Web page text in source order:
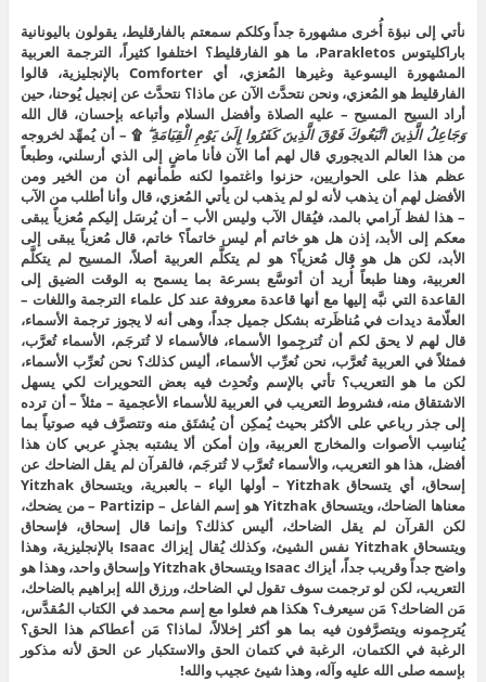
نأتي إلى نبؤة أُخرى مشهورة جداً وكلكم سمعتم بالفارقليط، يقولون باليونانية
باراكليتوس Parakletos، ما هو الفارقليط؟ اختلفوا كثيراً، الترجمة العربية
المشهورة اليسوعية وغيرها المُعزي، أي Comforter بالإنجليزية، قالوا
الفارقليط هو المُعزي، ونحن نتحدَّث الآن عن ماذا؟ نتحدَّث عن إنجيل يُوحنا، حين
أراد السيح المسيح – عليه الصلاة وأفضل السلام وأتباعه بإحسان، قال الله
وَجَاعِلُ الَّذِينَ اتَّبَعُوكَ فَوْقَ الَّذِينَ كَفَرُوا إِلَىٰ يَوْمِ الْقِيَامَةِ ۖ ۩ – أن يُمهِّد لخروجه
من هذا العالم الديجوري قال لهم أما الآن فأنا ماضٍ إلى الذي أرسلني، وطبعاً
عظم هذا على الحواريين، حزنوا واغتموا لكنه طمأنهم أن من الخير ومن
الأفضل لهم أن يذهب لأنه لو لم يذهب لن يأتي المُعزي، قال وأنا أطلب من الآب
– هذا لفظ آرامي بالمد، فيُقال الآب وليس الأب – أن يُرسَل إليكم مُعزياً يبقى
معكم إلى الأبد، إذن هل هو خاتم أم ليس خاتماً؟ خاتم، قال مُعزياً يبقى إلى
الأبد، لكن هل هو قال مُعزياً؟ هو لم يتكلَّم العربية أصلاً، المسيح لم يتكلَّم
العربية، وهنا طبعاً أُريد أن أتوسَّع بسرعة بما يسمح به الوقت الضيق إلى
القاعدة التي نبَّه إليها مع أنها قاعدة معروفة عند كل علماء الترجمة واللغات –
العلّامة ديدات في مُناظَرته بشكل جميل جداً، وهى أنه لا يجوز ترجمة الأسماء،
قال لهم لا يحق لكم أن تُترجِموا الأسماء، فالأسماء لا تُترجَم، الأسماء تُعرَّب،
فمثلاً في العربية تُعرَّب، نحن نُعرِّب الأسماء، أليس كذلك؟ نحن نُعرِّب الأسماء،
لكن ما هو التعريب؟ تأتي بالإسم وتُحدِث فيه بعض التحويرات لكي يسهل
الاشتقاق منه، فشروط التعريب في العربية للأسماء الأعجمية – مثلاً – أن ترده
إلى جذر رباعي على الأكثر بحيث يُمكِن أن يُشتَق منه وتتصرَّف فيه صوتياً بما
يُناسِب الأصوات والمخارج العربية، وإن أمكن ألا يشتبه بجذرٍ عربي كان هذا
أفضل، هذا هو التعريب، والأسماء تُعرَّب لا تُترجَم، فالقرآن لم يقل الضاحك عن
إسحاق، أي يتسحاق Yitzhak – أولها الياء – بالعبرية، ويتسحاق Yitzhak
معناها الضاحك، ويتسحاق Yitzhak هو إسم الفاعل – Partizip – من يضحك،
لكن القرآن لم يقل الضاحك، أليس كذلك؟ وإنما قال إسحاق، فإسحاق
ويتسحاق Yitzhak نفس الشيئ، وكذلك يُقال إيزاك Isaac بالإنجليزية، وهذا
واضح جداً وقريب جداً، أيزاك Isaac ويتسحاق Yitzhak وإسحاق واحد، وهذا هو
التعريب، لكن لو ترجمت سوف تقول لي الضاحك، ورزق الله إبراهيم بالضاحك،
مَن الضاحك؟ مَن سيعرف؟ هكذا هم فعلوا مع إسم محمد في الكتاب المُقدَّس،
يُترجِمونه ويتصرَّفون فيه بما هو أكثر إخلالاً، لماذا؟ مَن أعطاكم هذا الحق؟
الرغبة في الكتمان، الرغبة في كتمان الحق والاستكبار عن الحق لأنه مذكور
بإسمه صلى الله عليه وآله، وهذا شيئ عجيب والله!